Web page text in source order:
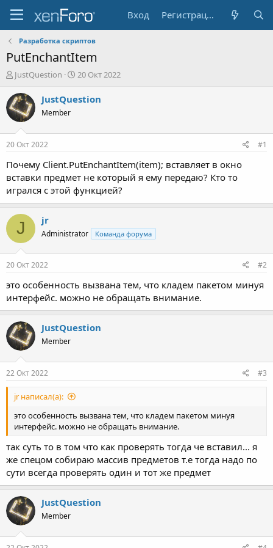
Вход Регистрация
Разработка скриптов
PutEnchantItem
А
т
о
р
е
м
ы
JustQuestion
Д
т
л
20 Окт 2022
JustQuestion
Member
20 Окт 2022 #1
Почему Client.PutEnchantItem(item); вставляет в окно
вставки предмет не который я ему передаю? Кто то
игрался с этой функцией?
J jr
Administrator Команда форума
20 Окт 2022 #2
это особенность вызвана тем, что кладем пакетом минуя
интерфейс. можно не обращать внимание.
JustQuestion
Member
22 Окт 2022 #3
jr написал(а):
это особенность вызвана тем, что кладем пакетом минуя
интерфейс. можно не обращать внимание.
так суть то в том что как проверять тогда че вставил... я
же спецом собираю массив предметов т.е тогда надо по
сути всегда проверять один и тот же предмет
JustQuestion
Member